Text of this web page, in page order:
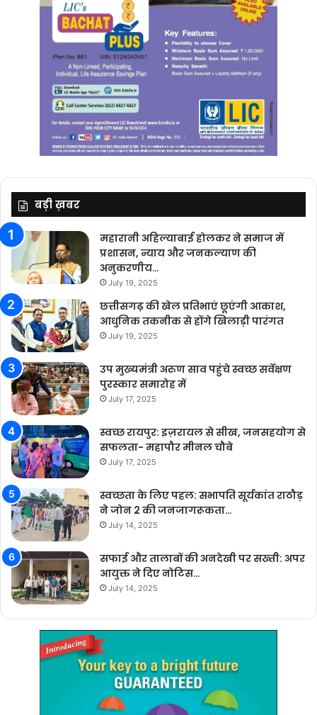
बड़ी ख़बर
महारानी अहिल्याबाई होलकर ने समाज में
प्रशासन, न्याय और जनकल्याण की
अनुकरणीय…
July 19, 2025
छत्तीसगढ़ की खेल प्रतिभाएं छूएंगी आकाश,
आधुनिक तकनीक से होंगे खिलाड़ी पारंगत
July 19, 2025
उप मुख्यमंत्री अरुण साव पहुंचे स्वच्छ सर्वेक्षण
पुरस्कार समारोह में
July 17, 2025
स्वच्छ रायपुर: इज़रायल से सीख, जनसहयोग से
सफलता- महापौर मीनल चौबे
July 17, 2025
स्वच्छता के लिए पहल: सभापति सूर्यकांत राठौड़
ने जोन 2 की जनजागरूकता…
July 14, 2025
सफाई और तालाबों की अनदेखी पर सख्ती: अपर
आयुक्त ने दिए नोटिस…
July 14, 2025